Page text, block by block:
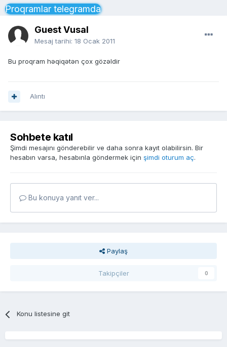
Proqramlar telegramda
Guest Vusal
Mesaj tarihi: 18 Ocak 2011
Bu proqram həqiqətən çox gözəldir
Alıntı
Sohbete katıl
Şimdi mesajını gönderebilir ve daha sonra kayıt olabilirsin. Bir
hesabın varsa, hesabınla göndermek için şimdi oturum aç.
Bu konuya yanıt ver...
Paylaş
Takipçiler 0
Konu listesine git